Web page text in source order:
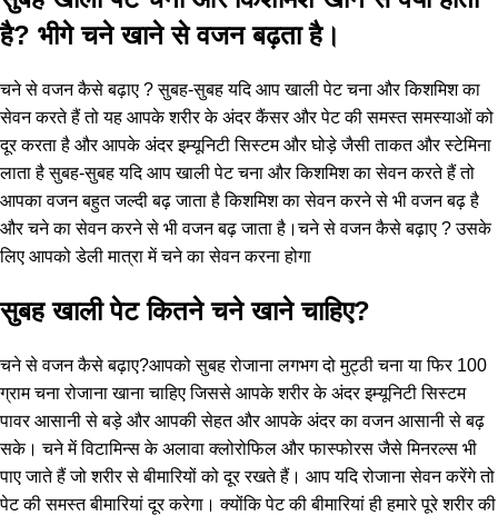
है? भीगे चने खाने से वजन बढ़ता है।
चने से वजन कैसे बढ़ाए ? सुबह-सुबह यदि आप खाली पेट चना और किशमिश का
सेवन करते हैं तो यह आपके शरीर के अंदर कैंसर और पेट की समस्त समस्याओं को
दूर करता है और आपके अंदर इम्यूनिटी सिस्टम और घोड़े जैसी ताकत और स्टेमिना
लाता है सुबह-सुबह यदि आप खाली पेट चना और किशमिश का सेवन करते हैं तो
आपका वजन बहुत जल्दी बढ़ जाता है किशमिश का सेवन करने से भी वजन बढ़ है
और चने का सेवन करने से भी वजन बढ़ जाता है।चने से वजन कैसे बढ़ाए ? उसके
लिए आपको डेली मात्रा में चने का सेवन करना होगा
सुबह खाली पेट कितने चने खाने चाहिए?
चने से वजन कैसे बढ़ाए?आपको सुबह रोजाना लगभग दो मुट्ठी चना या फिर 100
ग्राम चना रोजाना खाना चाहिए जिससे आपके शरीर के अंदर इम्यूनिटी सिस्टम
पावर आसानी से बड़े और आपकी सेहत और आपके अंदर का वजन आसानी से बढ़
सके। चने में विटामिन्स के अलावा क्लोरोफिल और फास्फोरस जैसे मिनरल्स भी
पाए जाते हैं जो शरीर से बीमारियों को दूर रखते हैं। आप यदि रोजाना सेवन करेंगे तो
पेट की समस्त बीमारियां दूर करेगा। क्योंकि पेट की बीमारियां ही हमारे पूरे शरीर की